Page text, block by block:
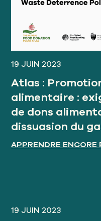
19 JUIN 2023
Atlas :
alimentaire :
de dons
dissuasion du
APPRENDRE ENCORE
19 JUIN 2023